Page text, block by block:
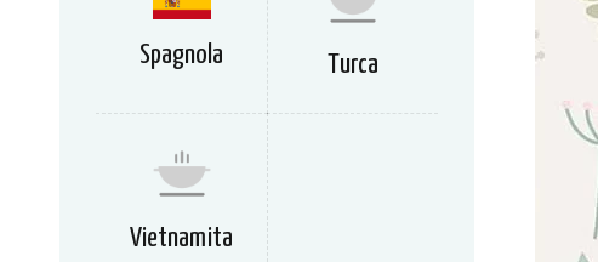
Spagnola Turca
Vietnamita